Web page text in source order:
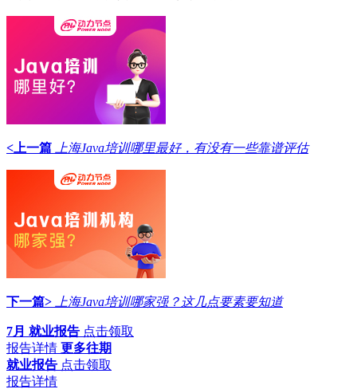
<上一篇 上海Java培训哪里最好，有没有一些靠谱评估
下一篇> 上海Java培训哪家强？这几点要素要知道
7月 就业报告 点击领取
报告详情 更多往期
就业报告 点击领取
报告详情